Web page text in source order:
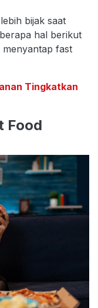
bijak saat
hal berikut
menyantap fast
Tingkatkan
Food